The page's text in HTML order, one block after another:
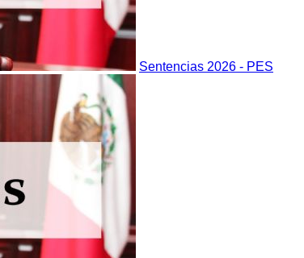
Sentencias 2026 - PES